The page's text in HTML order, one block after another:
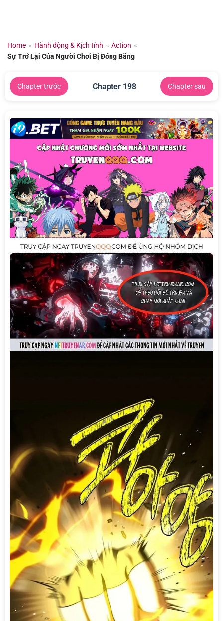
dungHome » Hành động & Kịch tính » Action »
Sự Trở Lại Của Người Chơi Bị Đóng Băng
Chapter trước Chapter 198 Chapter sau